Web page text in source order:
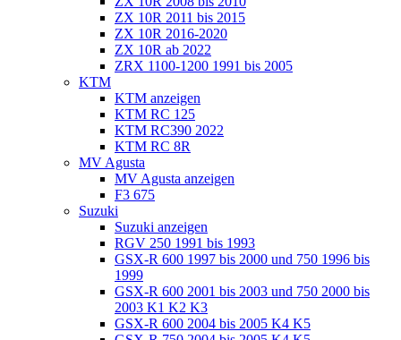
ZX 10R 2011 bis 2015
ZX 10R 2016-2020
ZX 10R ab 2022
ZRX 1100-1200 1991 bis 2005
KTM
KTM anzeigen
KTM RC 125
KTM RC390 2022
KTM RC 8R
MV Agusta
MV Agusta anzeigen
F3 675
Suzuki
Suzuki anzeigen
RGV 250 1991 bis 1993
GSX-R 600 1997 bis 2000 und 750 1996 bis
1999
GSX-R 600 2001 bis 2003 und 750 2000 bis
2003 K1 K2 K3
GSX-R 600 2004 bis 2005 K4 K5